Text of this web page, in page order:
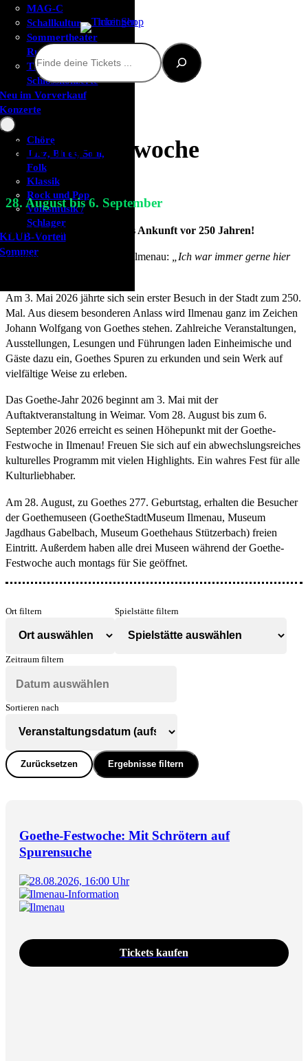
MAG-C
Schallkultur
Sommertheater
Rudolstadt
Thüringer
Schlosskonzerte
im Vorverkauf
Chöre
Jazz, Blues, Soul,
Folk
Klassik
Rock und Pop
Volksmusik /
Schlager
Vorteil
Suchen
Goethe-Festwoche
28. August bis 6. September
2026 feiert Ilmenau Goethes Ankunft vor 250 Jahren!
Goethe schwärmte einst von Ilmenau: „Ich war immer gerne hier
Am 3. Mai 2026 jährte sich sein erster Besuch in der Stadt zum 250.
Mal. Aus diesem besonderen Anlass wird Ilmenau ganz im Zeichen
Johann Wolfgang von Goethes stehen. Zahlreiche Veranstaltungen,
Ausstellungen, Lesungen und Führungen laden Einheimische und
Gäste dazu ein, Goethes Spuren zu erkunden und sein Werk auf
vielfältige Weise zu erleben.
Das Goethe-Jahr 2026 beginnt am 3. Mai mit der
Auftaktveranstaltung in Weimar. Vom 28. August bis zum 6.
September 2026 erreicht es seinen Höhepunkt mit der Goethe-
Festwoche in Ilmenau! Freuen Sie sich auf ein abwechslungsreiches
kulturelles Programm mit vielen Highlights. Ein wahres Fest für alle
Kulturliebhaber.
Am 28. August, zu Goethes 277. Geburtstag, erhalten die Besucher
der Goethemuseen (GoetheStadtMuseum Ilmenau, Museum
Jagdhaus Gabelbach, Museum Goethehaus Stützerbach) freien
Eintritt. Außerdem haben alle drei Museen während der Goethe-
Festwoche auch montags für Sie geöffnet.
Ort filtern Spielstätte filtern
Zeitraum filtern
Sortieren nach
Zurücksetzen Ergebnisse filtern
Goethe-Festwoche: Mit Schrötern auf
Spurensuche
28.08.2026, 16:00 Uhr
Ilmenau-Information
Ilmenau
Tickets kaufen